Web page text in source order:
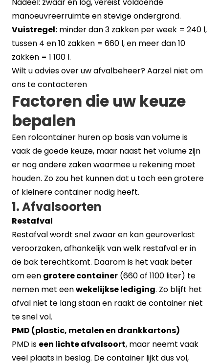
manoeuvreerruimte en stevige ondergrond.
Vuistregel: minder dan 3 zakken per week = 240 l,
tussen 4 en 10 zakken = 660 l, en meer dan 10
zakken = 1 100 l.
Wilt u advies over uw afvalbeheer? Aarzel niet om
ons tecontacteren
Factoren die uw keuze
bepalen
Een rolcontainer huren op basis van volume is
vaak de goede keuze, maar naast het volume zijn
er nog andere zaken waarmee u rekening moet
houden. Zo zou het kunnen dat u toch een grotere
of kleinere container nodig heeft.
1. Afvalsoorten
Restafval
Restafval wordt snel zwaar en kan geuroverlast
veroorzaken, afhankelijk van welk restafval er in
de bak terechtkomt. Daarom is het vaak beter
om een grotere container (660 of 1100 liter) te
nemen met eenwekelijkse lediging. Zo blijft het
afval niet te lang staan en raakt de container niet
te snel vol.
PMD (plastic, metalen en drankkartons)
PMD is een lichte afvalsoort, maar neemt vaak
veel plaats in beslag. De container lijkt dus vol,